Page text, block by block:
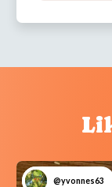
@yvonnes63